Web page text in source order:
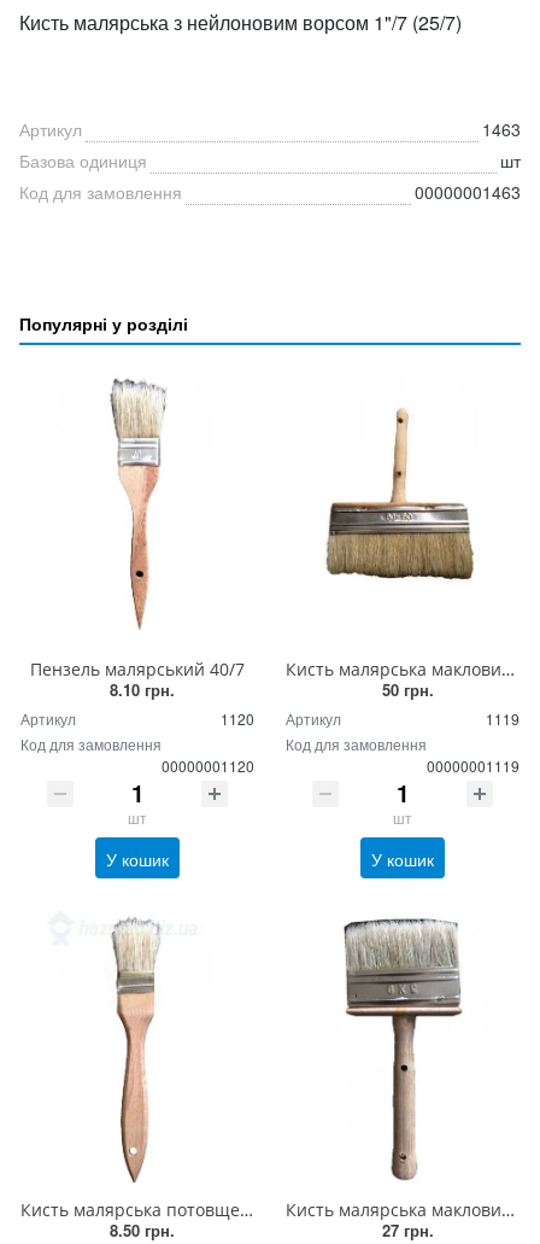
Кисть малярська з нейлоновим ворсом 1"/7 (25/7)
Артикул
1463
Базова одиниця
шт
Код для замовлення
00000001463
Популярні у розділі
Пензель малярський 40/7
8.10 грн.
Артикул
1120
Код для замовлення
00000001120
шт
У кошик
Кисть малярська макловиця 50х150 мм
50 грн.
Артикул
1119
Код для замовлення
00000001119
шт
У кошик
Кисть малярська потовщена 40/12
8.50 грн.
Кисть малярська макловиця 30/90
27 грн.